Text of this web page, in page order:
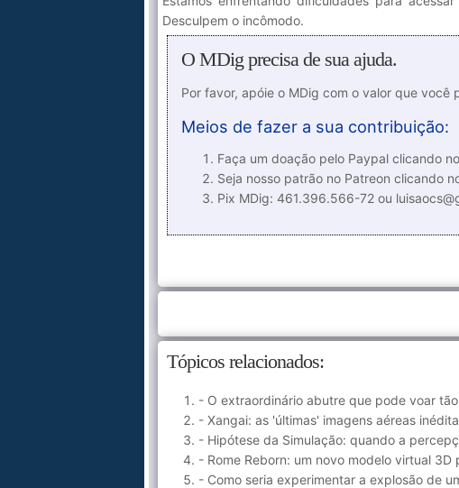
Desculpem o incômodo.
O MDig precisa de sua ajuda.
Por favor, apóie o MDig com o valor que você
Meios de fazer a sua contribuição:
Faça um doação pelo Paypal clicando
Seja nosso patrão no Patreon clicando
Pix MDig: 461.396.566-72 ou
Tópicos relacionados:
- O extraordinário abutre que pode voar
- Xangai: as 'últimas' imagens aéreas
- Hipótese da Simulação: quando a
- Rome Reborn: um novo modelo virtual
- Como seria experimentar a explosão de